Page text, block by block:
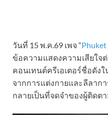
วันที่ 15 พ.ค.69 เพจ “
ข้อความแสดงความเสียใจ
คอนเทนต์ครีเอเตอร์ชื่อดั
จากการแต่งกายและลีลาก
กลายเป็นที่จดจำของผู้ติดต